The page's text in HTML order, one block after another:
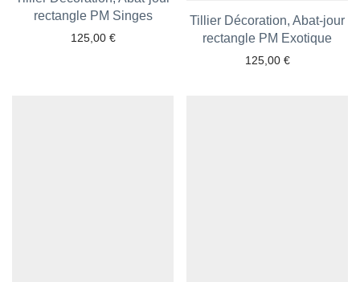
rectangle PM Singes
125,00 €
Ajouter aux favoris
Tillier Décoration, Abat-jour
rectangle PM Exotique
125,00 €
Ajouter aux favoris